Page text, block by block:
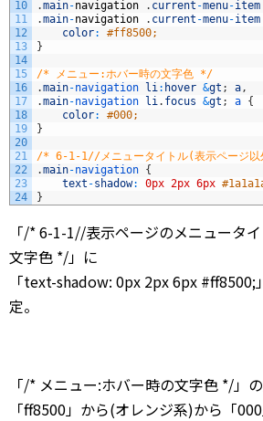
10
11
12
13
14
15
16
17
18
19
20
21
22
23
24
.main-navigation . current -menu-item
.main-navigation . current -menu-item
color:
#ff8500;
}
/* メニュー:ホバー時の文字色 */
.main-navigation li : hover &gt ; a ,
.main-navigation li . focus &gt ; a {
color:
#000;
}
/* 6-1-1//メニュータイトル(表示ページ
.main-navigation {
text -shadow: 0px 2px 6px
}
「/* 6-1-1//表示ページのメニュータイ
文字色 */」に
「text-shadow: 0px 2px 6px #ff8500;
定。
「/* メニュー:ホバー時の文字色 */」
「ff8500」から(オレンジ系)から「